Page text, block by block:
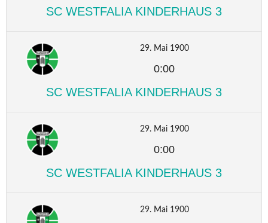
SC WESTFALIA KINDERHAUS 3
29. Mai 1900
0:00
SC WESTFALIA KINDERHAUS 3
29. Mai 1900
0:00
SC WESTFALIA KINDERHAUS 3
29. Mai 1900